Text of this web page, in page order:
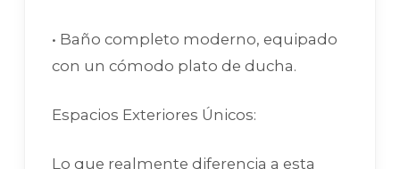
• Baño completo moderno, equipado
con un cómodo plato de ducha.
Espacios Exteriores Únicos:
Lo que realmente diferencia a esta